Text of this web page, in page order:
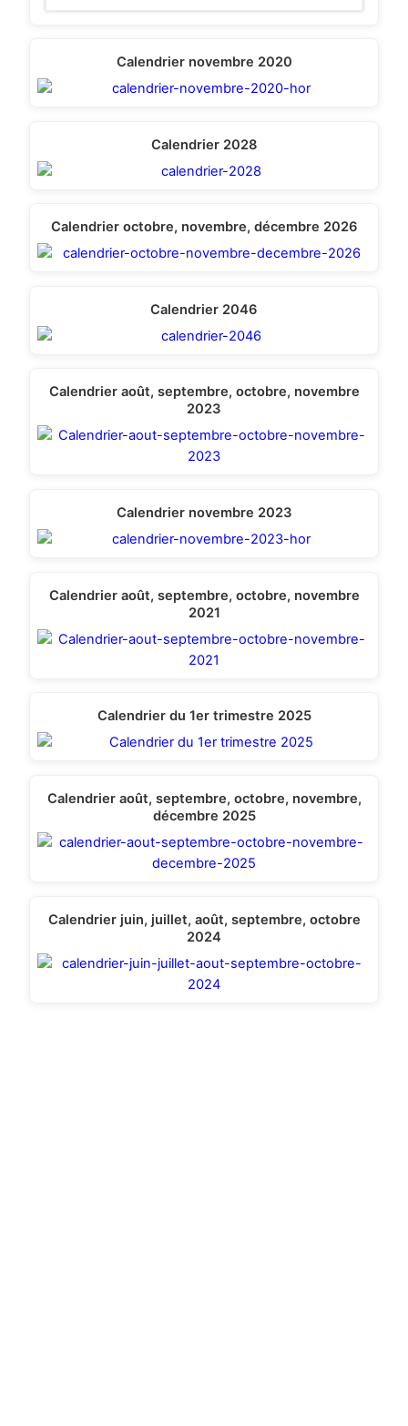
Calendrier novembre 2020
Calendrier 2028
Calendrier octobre, novembre, décembre 2026
Calendrier 2046
Calendrier août, septembre, octobre, novembre
2023
Calendrier novembre 2023
Calendrier août, septembre, octobre, novembre
2021
Calendrier du 1er trimestre 2025
Calendrier août, septembre, octobre, novembre,
décembre 2025
Calendrier juin, juillet, août, septembre, octobre
2024